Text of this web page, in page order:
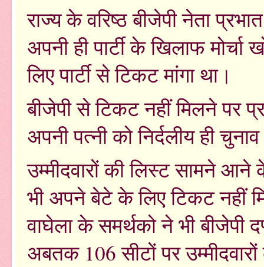
राज्य के वरिष्ठ बीजेपी नेता
अपनी ही पार्टी के खिलाफ
लिए पार्टी से टिकट मांगा था।
बीजेपी से टिकट नहीं मिलने पर
अपनी पत्नी को निर्दलीय ही
उम्मीदवारों की लिस्ट सामने आने
भी अपने बेटे के लिए टिकट नहीं
वाघेला के समर्थको ने भी बीजेपी
अबतक 106 सीटों पर